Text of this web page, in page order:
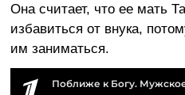
Она считает, что ее мать
избавиться от внука,
им заниматься.